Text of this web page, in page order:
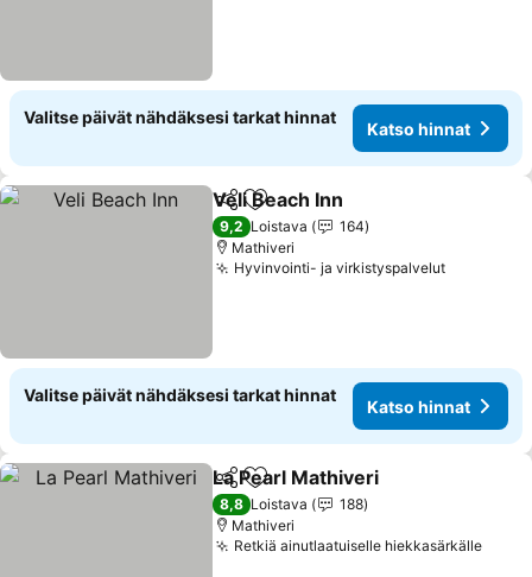
Valitse päivät nähdäksesi tarkat hinnat
Katso hinnat
Jaa Lisää suosikkeihin
Veli Beach Inn
9,2 Loistava
164
Mathiveri
Hyvinvointi- ja virkistyspalvelut
Valitse päivät nähdäksesi tarkat hinnat
Katso hinnat
Jaa Lisää suosikkeihin
La Pearl Mathiveri
8,8 Loistava
188
Mathiveri
Retkiä ainutlaatuiselle hiekkasärkälle